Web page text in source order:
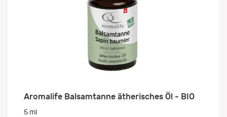
Aromalife Balsamtanne ätherisches Öl - BIO
5 ml